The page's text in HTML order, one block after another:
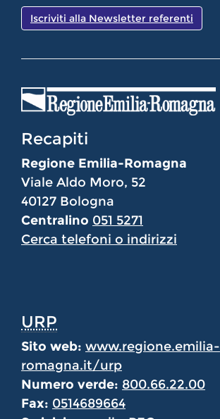
Iscriviti alla Newsletter referenti
Recapiti
Regione Emilia-Romagna
Viale Aldo Moro, 52
40127 Bologna
Centralino 051 5271
Cerca telefoni o indirizzi
URP
Sito web: www.regione.emilia-
romagna.it/urp
Numero verde: 800.66.22.00
Fax: 0514689664